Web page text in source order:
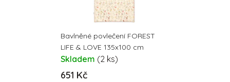
Bavlněné povlečení FOREST
LIFE & LOVE 135x100 cm
Skladem (2 ks)
651 Kč